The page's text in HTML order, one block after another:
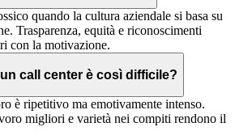
quando la cultura aziendale si basa su
Trasparenza, equità e riconoscimenti
con la motivazione.
call center è così difficile?
è ripetitivo ma emotivamente intenso.
migliori e varietà nei compiti rendono il